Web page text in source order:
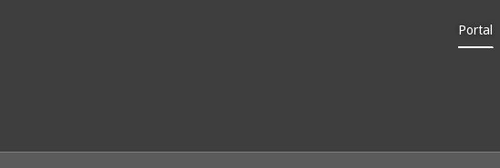
Portal